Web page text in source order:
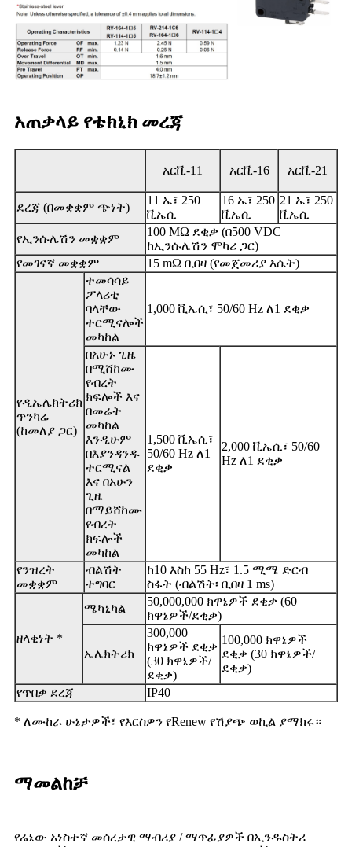
አጠቃላይ የቴክኒክ መረጃ
አርቪ-11 አርቪ-16 አርቪ-21
ደረጃ (በመቋቋም ጭነት)
11 ኤ፣ 250
ቪኤሲ
16 ኤ፣ 250
ቪኤሲ
21 ኤ፣ 250
ቪኤሲ
የኢንሱሌሽን መቋቋም
100 MΩ ደቂቃ (በ500 VDC
ከኢንሱሌሽን ሞካሪ ጋር)
የመገናኛ መቋቋም
15 mΩ ቢበዛ (የመጀመሪያ እሴት)
የዲኤሌክትሪክ
ጥንካሬ
(ከመለያ ጋር)
ተመሳሳይ
ፖላሪቲ
ባላቸው
ተርሚናሎች
መካከል
1,000 ቪኤሲ፣ 50/60 Hz ለ1 ደቂቃ
በአሁኑ ጊዜ
በሚሸከሙ
የብረት
ክፍሎች እና
በመሬት
መካከል
እንዲሁም
በእያንዳንዱ
ተርሚናል
እና በአሁን
ጊዜ
በማይሸከሙ
የብረት
ክፍሎች
መካከል
1,500 ቪኤሲ፣
50/60 Hz ለ1
ደቂቃ
2,000 ቪኤሲ፣ 50/60
Hz ለ1 ደቂቃ
የንዝረት
መቋቋም
ብልሽት
ተግባር
ከ10 እስከ 55 Hz፣ 1.5 ሚሜ ድርብ
ስፋት (ብልሽት፡ ቢበዛ 1 ms)
ዘላቂነት *
ሜካኒካል
50,000,000 ክዋኔዎች ደቂቃ (60
ክዋኔዎች/ደቂቃ)
ኤሌክትሪክ
300,000
ክዋኔዎች ደቂቃ
(30 ክዋኔዎች/
ደቂቃ)
100,000 ክዋኔዎች
ደቂቃ (30 ክዋኔዎች/
ደቂቃ)
የጥበቃ ደረጃ
IP40
* ለሙከራ ሁኔታዎች፣ የእርስዎን የRenew የሽያጭ ወኪል ያማክሩ።
ማመልከቻ
የሬኔው አነስተኛ መሰረታዊ ማብሪያ / ማጥፊያዎች በኢንዱስትሪ